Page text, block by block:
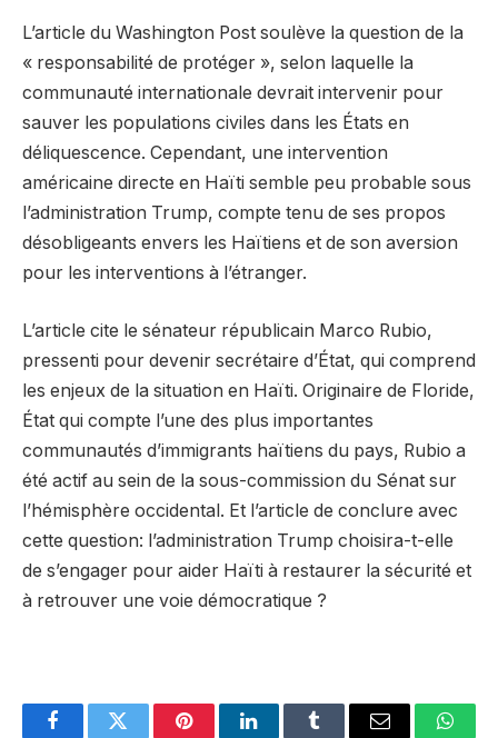
L’article du Washington Post soulève la question de la
« responsabilité de protéger », selon laquelle la
communauté internationale devrait intervenir pour
sauver les populations civiles dans les États en
déliquescence. Cependant, une intervention
américaine directe en Haïti semble peu probable sous
l’administration Trump, compte tenu de ses propos
désobligeants envers les Haïtiens et de son aversion
pour les interventions à l’étranger.
L’article cite le sénateur républicain Marco Rubio,
pressenti pour devenir secrétaire d’État, qui comprend
les enjeux de la situation en Haïti. Originaire de Floride,
État qui compte l’une des plus importantes
communautés d’immigrants haïtiens du pays, Rubio a
été actif au sein de la sous-commission du Sénat sur
l’hémisphère occidental. Et l’article de conclure avec
cette question: l’administration Trump choisira-t-elle
de s’engager pour aider Haïti à restaurer la sécurité et
à retrouver une voie démocratique ?